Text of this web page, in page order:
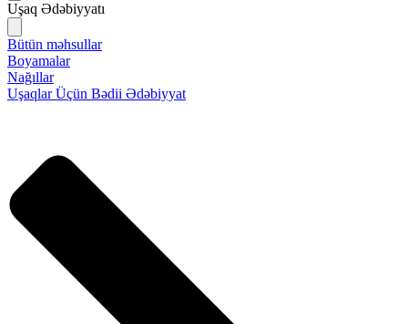
Uşaq Ədəbiyyatı
Bütün məhsullar
Boyamalar
Nağıllar
Uşaqlar Üçün Bədii Ədəbiyyat